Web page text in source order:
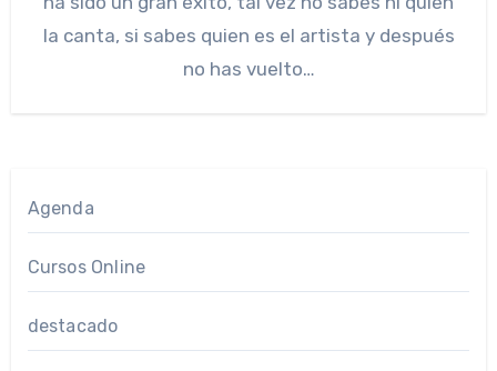
la canta, si sabes quien es el artista y después
no has vuelto…
Agenda
Cursos Online
destacado